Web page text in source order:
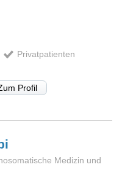
Privatpatienten
Profil
Medizin und